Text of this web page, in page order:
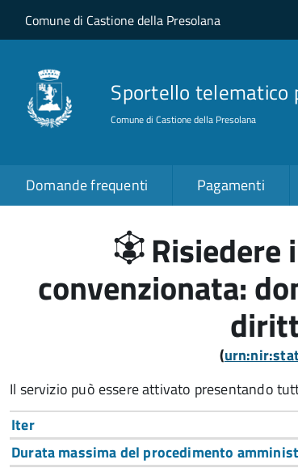
Salta al contenuto principale
Skip to site navigation
Comune di Castione della Presolana
Sportello telematico
Comune di Castione della Presolana
Domande frequenti Pagamenti
Risiedere
convenzionata:
(
Il servizio può essere attivato presentando
Iter
Durata massima del procedimento